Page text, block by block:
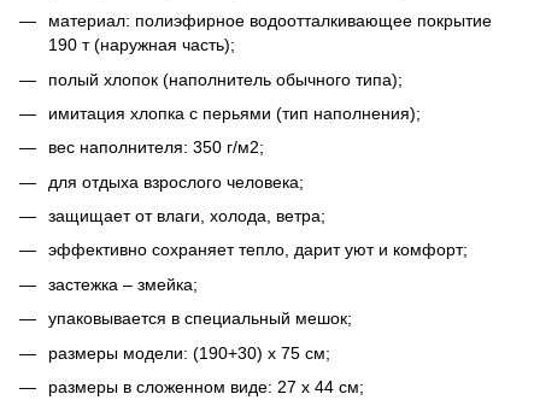
материал: полиэфирное водоотталкивающее покрытие
190 т (наружная часть);
полый хлопок (наполнитель обычного типа);
имитация хлопка с перьями (тип наполнения);
вес наполнителя: 350 г/м2;
для отдыха взрослого человека;
защищает от влаги, холода, ветра;
эффективно сохраняет тепло, дарит уют и комфорт;
застежка – змейка;
упаковывается в специальный мешок;
размеры модели: (190+30) x 75 см;
размеры в сложенном виде: 27 х 44 см;